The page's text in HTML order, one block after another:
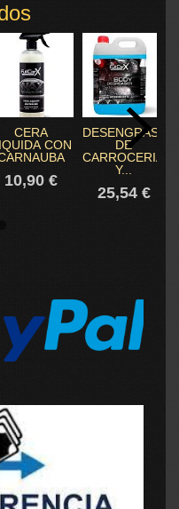
CERA
CON
10,90 €
DE
CARROCERIAS
Y...
25,54 €